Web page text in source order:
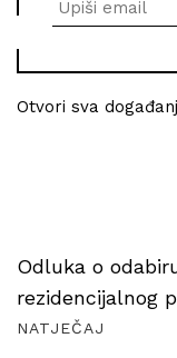
Otvori sva
Odluka o
rezidencijalnog
NATJEČAJ